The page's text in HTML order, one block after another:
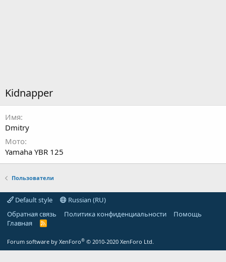
Kidnapper
Имя
Dmitry
Мото
Yamaha YBR 125
Пользователи
Default style
Russian (RU)
Обратная связь
Политика конфиденциальности
Помощь
Главная
R
Forum software by XenForo® © 2010-2020 XenForo Ltd.